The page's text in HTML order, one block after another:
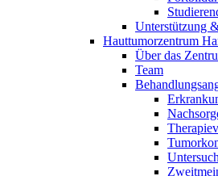
Unterstützung
Hauttumorzentrum
Über das
Team